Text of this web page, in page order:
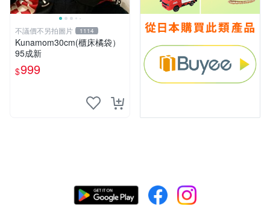
不議價不另拍圖片 1114
Kunamom30cm(櫃床橘袋）
95成新
$999